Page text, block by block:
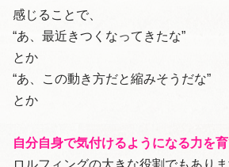
感じることで、
“あ、最近きつくなってきたな”
とか
“あ、この動き方だと縮みそうだな”
とか
自分自身で気付けるようになる力を育
ロルフィングの大きな役割でもありま